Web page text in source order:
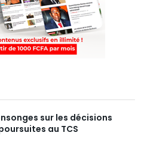
sur les décisions
au TCS